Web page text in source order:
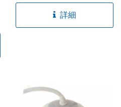
詳細